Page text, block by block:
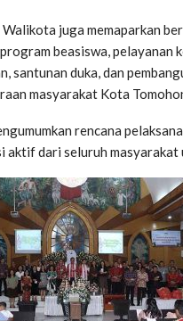
Walikota juga memaparkan
beasiswa, pelayanan
santunan duka, dan
masyarakat Kota
rencana
aktif dari seluruh masyarakat